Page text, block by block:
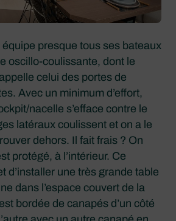
équipe presque tous ses bateaux
oscillo-coulissante, dont le
celui des portes de
Avec un minimum d’effort,
nacelle s’efface contre le
latéraux coulissent et on a le
dehors. Il fait frais ? On
protégé, à l’intérieur. Ce
d’installer une très grande table
dans l’espace couvert de la
bordée de canapés d’un côté